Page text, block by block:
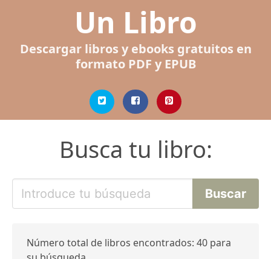
Un Libro
Descargar libros y ebooks gratuitos en
formato PDF y EPUB
Busca tu libro:
Número total de libros encontrados: 40 para